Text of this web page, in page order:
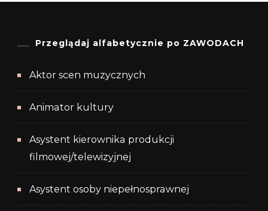
Przeglądaj alfabetycznie po ZAWODACH
Aktor scen muzycznych
Animator kultury
Asystent kierownika produkcji
filmowej/telewizyjnej
Asystent osoby niepełnosprawnej